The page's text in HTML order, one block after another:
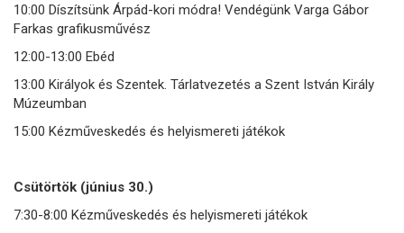
10:00 Díszítsünk Árpád-kori módra! Vendégünk Varga Gábor
Farkas grafikusművész
12:00-13:00 Ebéd
13:00 Királyok és Szentek. Tárlatvezetés a Szent István Király
Múzeumban
15:00 Kézműveskedés és helyismereti játékok
Csütörtök (június 30.)
7:30-8:00 Kézműveskedés és helyismereti játékok